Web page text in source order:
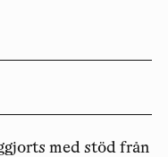
med stöd från